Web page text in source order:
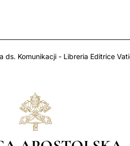
Komunikacji - Libreria Editrice